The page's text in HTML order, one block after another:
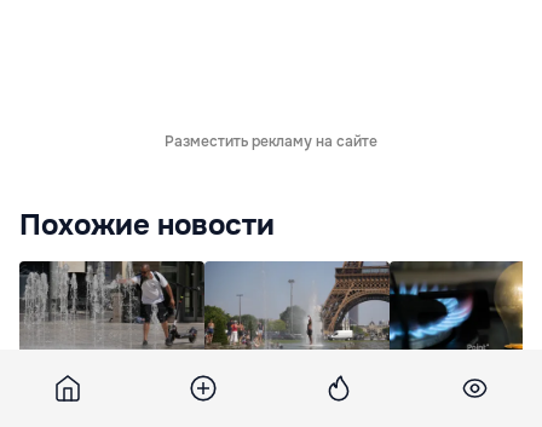
Разместить рекламу на сайте
Похожие новости
В июньскую жару во
Франции
Служба мониторинга
климата: Июнь 2026
Энергетики в
Молдове